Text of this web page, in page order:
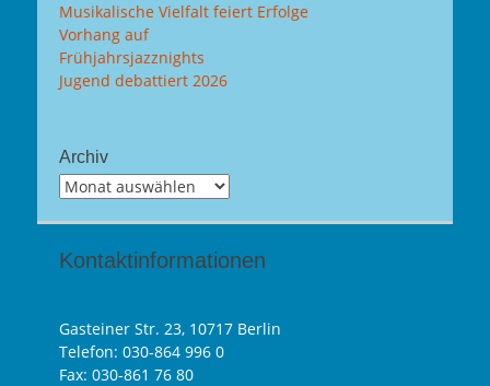
Musikalische Vielfalt feiert Erfolge
Vorhang auf
Frühjahrsjazznights
Jugend debattiert 2026
Archiv
Archiv
Kontaktinformationen
Gasteiner Str. 23, 10717 Berlin
Telefon: 030-864 996 0
Fax: 030-861 76 80